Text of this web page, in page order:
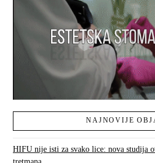
NAJNOVIJE
HIFU nije isti za svako lice: nova studija